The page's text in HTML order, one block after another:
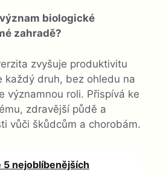
biologické
zahradě?
zvyšuje produktivitu
každý druh, bez ohledu na
významnou roli. Přispívá ke
zdravější půdě a
vůči škůdcům a chorobám.
5 nejoblíbenějších